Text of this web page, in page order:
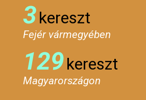
3kereszt
Fejér vármegyében
129kereszt
Magyarországon